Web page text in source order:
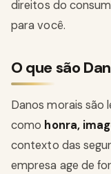
direitos do
para você.
O que são
Danos morais são
como honra,
contexto das
empresa age de